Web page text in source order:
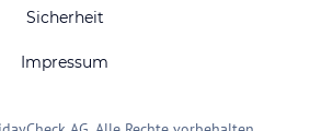
Sicherheit
Impressum